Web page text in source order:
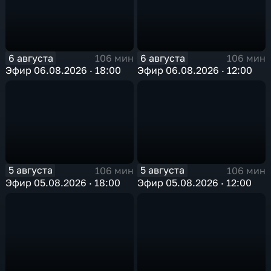
6 августа
106 мин
Эфир 06.08.2026 · 18:00
6 августа
106 мин
Эфир 06.08.2026 · 12:00
5 августа
106 мин
Эфир 05.08.2026 · 18:00
5 августа
106 мин
Эфир 05.08.2026 · 12:00